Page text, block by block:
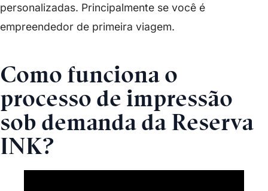
personalizadas. Principalmente se você é
empreendedor de primeira viagem.
Como funciona o
processo de impressão
sob demanda da Reserva
INK?